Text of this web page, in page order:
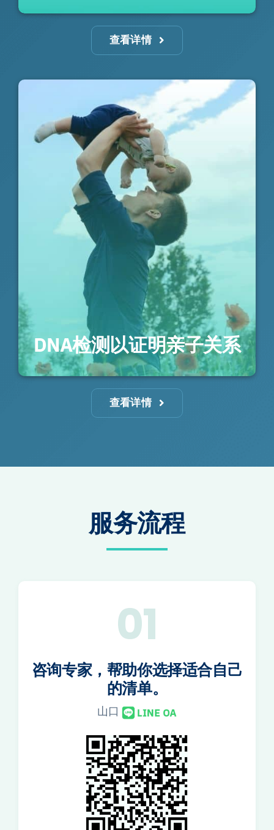
查看详情
DNA检测以证明亲子关系
查看详情
服务流程
01
咨询专家，帮助你选择适合自己
的清单。
山口